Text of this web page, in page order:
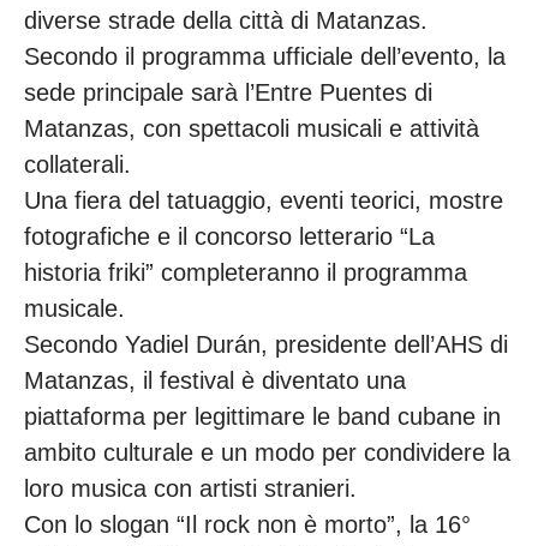
diverse strade della città di Matanzas.
Secondo il programma ufficiale dell’evento, la
sede principale sarà l’Entre Puentes di
Matanzas, con spettacoli musicali e attività
collaterali.
Una fiera del tatuaggio, eventi teorici, mostre
fotografiche e il concorso letterario “La
historia friki” completeranno il programma
musicale.
Secondo Yadiel Durán, presidente dell’AHS di
Matanzas, il festival è diventato una
piattaforma per legittimare le band cubane in
ambito culturale e un modo per condividere la
loro musica con artisti stranieri.
Con lo slogan “Il rock non è morto”, la 16°